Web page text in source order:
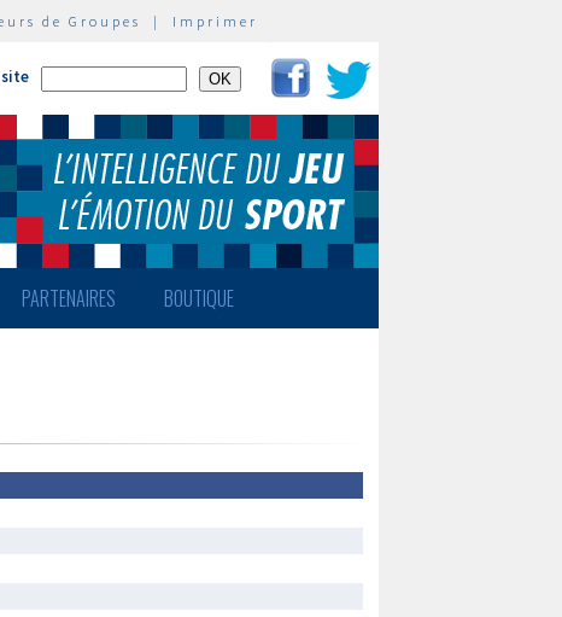
de Groupes | Imprimer
site
PARTENAIRES BOUTIQUE